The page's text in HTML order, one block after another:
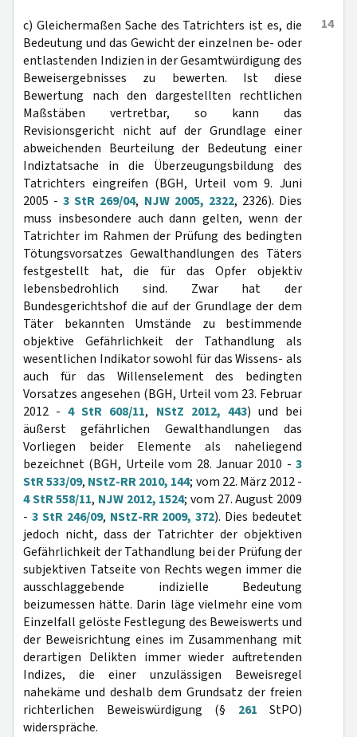
14
c) Gleichermaßen Sache des Tatrichters ist es, die
Bedeutung und das Gewicht der einzelnen be- oder
entlastenden Indizien in der Gesamtwürdigung des
Beweisergebnisses zu bewerten. Ist diese
Bewertung nach den dargestellten rechtlichen
Maßstäben vertretbar, so kann das
Revisionsgericht nicht auf der Grundlage einer
abweichenden Beurteilung der Bedeutung einer
Indiztatsache in die Überzeugungsbildung des
Tatrichters eingreifen (BGH, Urteil vom 9. Juni
2005 -3 StR 269/04, NJW 2005, 2322, 2326). Dies
muss insbesondere auch dann gelten, wenn der
Tatrichter im Rahmen der Prüfung des bedingten
Tötungsvorsatzes Gewalthandlungen des Täters
festgestellt hat, die für das Opfer objektiv
lebensbedrohlich sind. Zwar hat der
Bundesgerichtshof die auf der Grundlage der dem
Täter bekannten Umstände zu bestimmende
objektive Gefährlichkeit der Tathandlung als
wesentlichen Indikator sowohl für das Wissens- als
auch für das Willenselement des bedingten
Vorsatzes angesehen (BGH, Urteil vom 23. Februar
2012 -4 StR 608/11, NStZ 2012, 443) und bei
äußerst gefährlichen Gewalthandlungen das
Vorliegen beider Elemente als naheliegend
bezeichnet (BGH, Urteile vom 28. Januar 2010 - 3
StR 533/09, NStZ-RR 2010, 144; vom 22. März 2012 -
4 StR 558/11, NJW 2012, 1524; vom 27. August 2009
- 3 StR 246/09, NStZ-RR 2009, 372). Dies bedeutet
jedoch nicht, dass der Tatrichter der objektiven
Gefährlichkeit der Tathandlung bei der Prüfung der
subjektiven Tatseite von Rechts wegen immer die
ausschlaggebende indizielle Bedeutung
beizumessen hätte. Darin läge vielmehr eine vom
Einzelfall gelöste Festlegung des Beweiswerts und
der Beweisrichtung eines im Zusammenhang mit
derartigen Delikten immer wieder auftretenden
Indizes, die einer unzulässigen Beweisregel
nahekäme und deshalb dem Grundsatz der freien
richterlichen Beweiswürdigung (§ 261 StPO)
widerspräche.